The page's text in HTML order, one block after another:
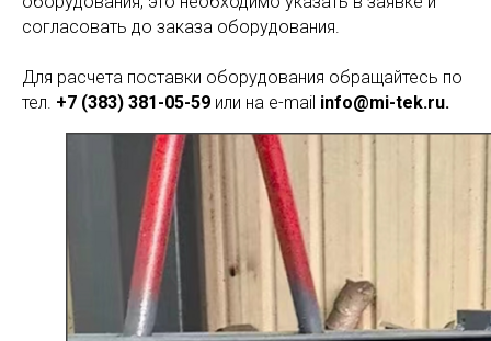
согласовать до заказа оборудования.
Для расчета поставки оборудования обращайтесь по
тел. +7 (383) 381-05-59 или на e-mail info@mi-tek.ru.